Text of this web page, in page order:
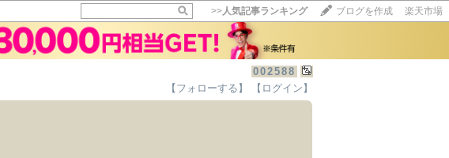
>>人気記事ランキング ブログを作成 楽天市場
002588
【フォローする】 【ログイン】